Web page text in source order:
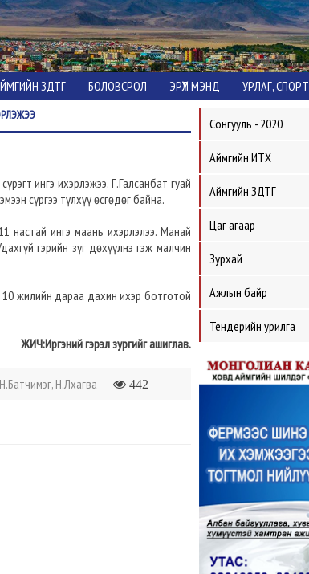
ЗДТГ БОЛОВСРОЛ ЭРҮҮЛ МЭНД УРЛАГ, СПОРТ
ингэ ихэрлэжээ. Г.Галсанбат гуай
сүргээ түлхүү өсгөдөг байна.
настай ингэ маань ихэрлэлээ. Манай
гэрийн зүг дөхүүлнэ гэж малчин
жилийн дараа дахин ихэр ботготой
ЖИЧ:Иргэний гэрэл зургийг ашиглав.
Н.Батчимэг, Н.Лхагва 442
Сонгууль - 2020
Аймгийн ИТХ
Аймгийн ЗДТГ
Цаг агаар
Зурхай
Ажлын байр
Тендерийн урилга